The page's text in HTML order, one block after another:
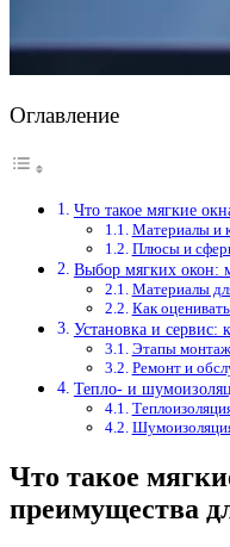
Оглавление
Что такое мягкие
Материалы и
Плюсы и
Выбор мягких окон:
Материалы
Как
Установка и сервис:
Этапы
Ремонт и
Тепло- и
Что такое
преимущества